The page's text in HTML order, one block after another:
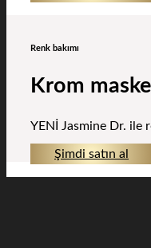
Renk bakımı
Krom
YENİ Jasmine Dr. ile
Şimdi satın al